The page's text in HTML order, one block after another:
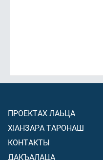
ПРОЕКТАХ ЛАЬЦА
ХIАНЗАРА ТАРОНАШ
КОНТАКТЫ
ДАКЪАЛАЦА